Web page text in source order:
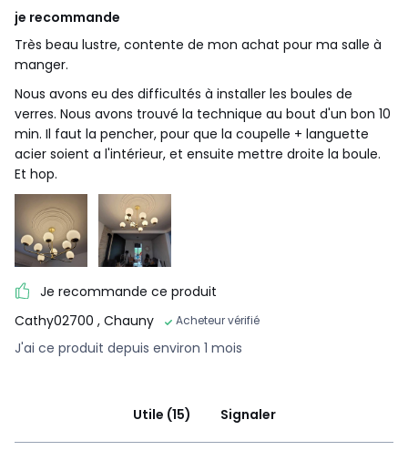
je recommande
Très beau lustre, contente de mon achat pour ma salle à
manger.
Nous avons eu des difficultés à installer les boules de
verres. Nous avons trouvé la technique au bout d'un bon 10
min. Il faut la pencher, pour que la coupelle + languette
acier soient a l'intérieur, et ensuite mettre droite la boule.
Et hop.
Je recommande ce produit
Cathy02700 , Chauny Acheteur vérifié
J'ai ce produit depuis environ 1 mois
Utile (15) Signaler